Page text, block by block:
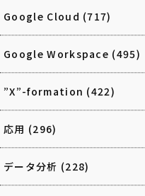
Google Cloud (717)
Google Workspace (495)
”X”-formation (422)
応用 (296)
データ分析 (228)